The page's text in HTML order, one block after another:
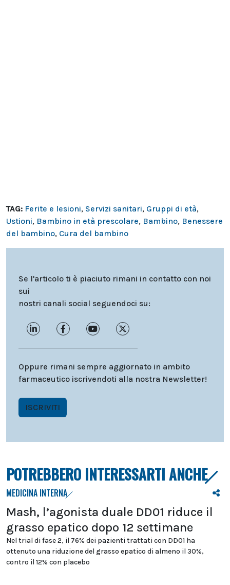
TAG: Ferite e lesioni, Servizi sanitari, Gruppi di età,
Ustioni, Bambino in età prescolare, Bambino, Benessere
del bambino, Cura del bambino
Se l'articolo ti è piaciuto rimani in contatto con noi
sui
nostri canali social seguendoci su:
Oppure rimani sempre aggiornato in ambito
farmaceutico iscrivendoti alla nostra Newsletter!
ISCRIVITI
POTREBBERO INTERESSARTI ANCHE
MEDICINA INTERNA
Mash, l’agonista duale DD01 riduce il
grasso epatico dopo 12 settimane
Nel trial di fase 2, il 76% dei pazienti trattati con DD01 ha
ottenuto una riduzione del grasso epatico di almeno il 30%,
contro il 12% con placebo